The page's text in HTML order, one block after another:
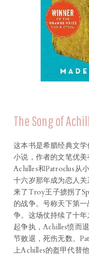
The Song of
这本书是希腊经典文
小说，作者的文笔优
Achilles和Patroclus从
十六岁那年成为恋人
来了Troy王子掳拐了
的战争。号称天下第
争。这场仗持续了十
起争执，Achilles愤而
节败退，死伤无数。
上Achilles的盔甲代替